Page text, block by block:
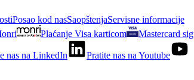
Posao kod nasSaopštenjaServisne informacije
Plaćanje Visa karticom Mastercard
nas na LinkedIn
Pratite nas na Youtube